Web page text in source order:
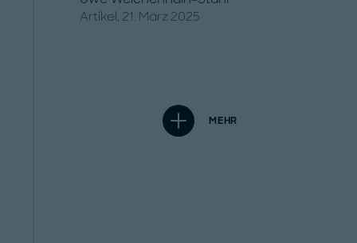
Artikel, 21. März 2025
MEHR